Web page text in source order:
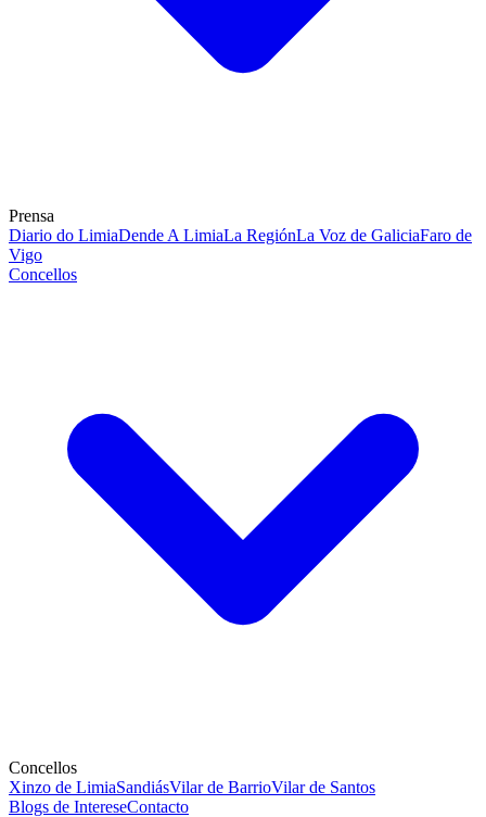
Prensa
Diario do LimiaDende A LimiaLa RegiónLa Voz de GaliciaFaro de
Vigo
Concellos
Concellos
Xinzo de LimiaSandiásVilar de BarrioVilar de Santos
Blogs de IntereseContacto